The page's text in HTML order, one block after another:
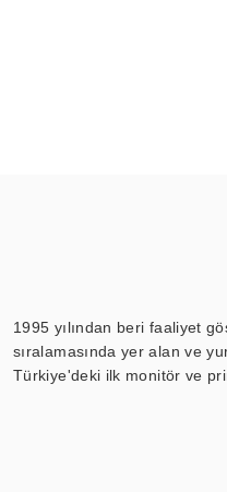
1995 yılından beri faaliyet
sıralamasında yer alan ve
Türkiye'deki ilk monitör ve